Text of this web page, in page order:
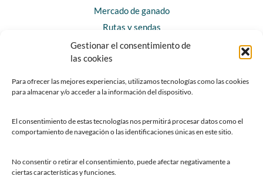
Gestionar el consentimiento de
las cookies
Para ofrecer las mejores experiencias, utilizamos tecnologías como las cookies
para almacenar y/o acceder a la información del dispositivo.
El consentimiento de estas tecnologías nos permitirá procesar datos como el
comportamiento de navegación o las identificaciones únicas en este sitio.
No consentir o retirar el consentimiento, puede afectar negativamente a
ciertas características y funciones.
Mercado de ganado
Rutas y sendas
Horarios y contacto
Teléfonos de interés
Chatbot Siero
SEDES ELECTRÓNICAS
Sede del Ayuntamiento de Siero